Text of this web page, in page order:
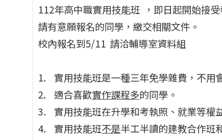
112年高中職實用技能班 ，即日起開始接受
請有意願報名的同學，繳交相關文件。
校內報名到5/11 請洽輔導室資料組
實用技能班是一種三年免學雜費，不用
適合喜歡實作課程多的同學。
實用技能班在升學和考執照、就業等權
實用技能班不是半工半讀的建教合作班